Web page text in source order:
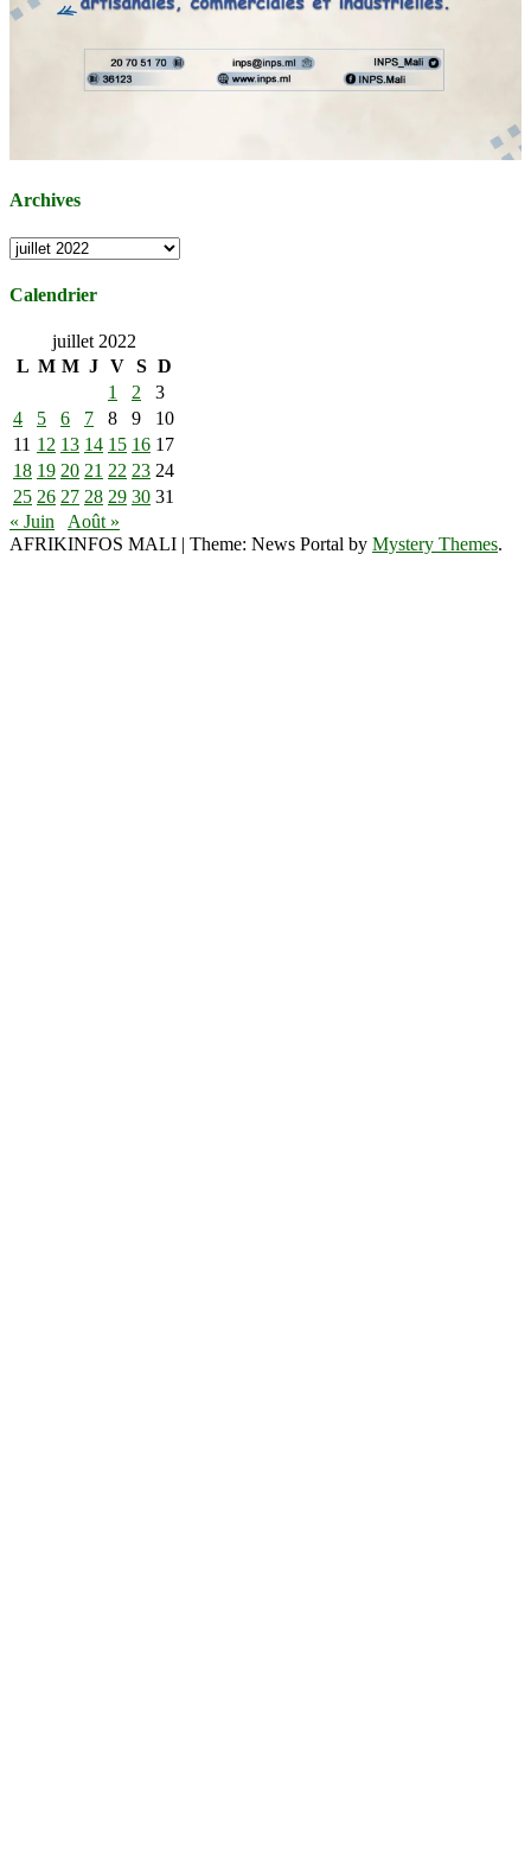
Archives
Archives
Calendrier
juillet 2022
L M M J V S D
1
2
3
4
5 6 7 8 9
10
11 12 13 14 15 16 17
18 19 20 21 22 23 24
25 26 27 28 29 30 31
« Juin
Août »
AFRIKINFOS MALI | Theme: News Portal by Mystery Themes.